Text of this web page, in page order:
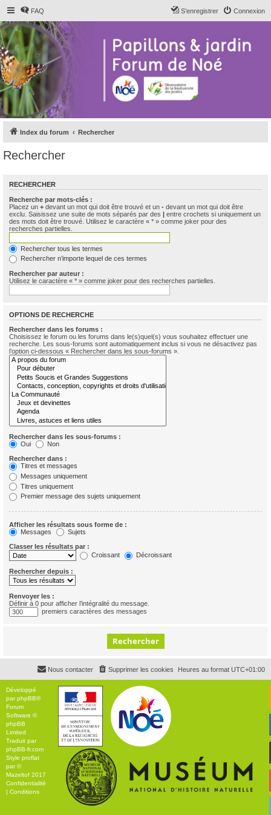
FAQ Connexion
S’enregistrer
Index du forum Rechercher
Rechercher
RECHERCHER
Recherche par mots-clés :
Placez un + devant un mot qui doit être trouvé et un - devant un mot qui doit être
exclu. Saisissez une suite de mots séparés par des | entre crochets si uniquement un
des mots doit être trouvé. Utilisez le caractère « * » comme joker pour des
recherches partielles.
Rechercher tous les termes
Rechercher n’importe lequel de ces termes
Rechercher par auteur :
Utilisez le caractère « * » comme joker pour des recherches partielles.
OPTIONS DE RECHERCHE
Rechercher dans les forums :
Choisissez le forum ou les forums dans le(s)quel(s) vous souhaitez effectuer une
recherche. Les sous-forums sont automatiquement inclus si vous ne désactivez pas
l’option ci-dessous « Rechercher dans les sous-forums ».
Rechercher dans les sous-forums :
Oui
Non
Rechercher dans :
Titres et messages
Messages uniquement
Titres uniquement
Premier message des sujets uniquement
Afficher les résultats sous forme de :
Messages
Sujets
Classer les résultats par :
Croissant
Décroissant
Rechercher depuis :
Renvoyer les :
Définir à 0 pour afficher l’intégralité du message.
premiers caractères des messages
Heures au format UTC+01:00
Supprimer les cookies
Nous contacter
Développé
parphpBB®
Forum
Software ©
phpBB
Limited
Traduit par
phpBB-fr.com
Style proflat
par ©
Mazeltof 2017
Confidentialité
Conditions